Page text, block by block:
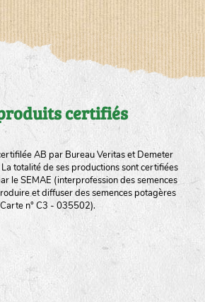
certifiés
AB par Bureau Veritas et Demeter
totalité de ses productions sont certifiées
le SEMAE (interprofession des semences
et diffuser des semences potagères
n° C3 - 035502).